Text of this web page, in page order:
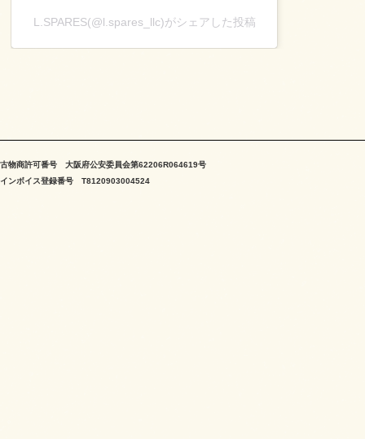
L.SPARES(@l.spares_llc)がシェアした投稿
古物商許可番号 大阪府公安委員会第62206R064619号
インボイス登録番号 T8120903004524